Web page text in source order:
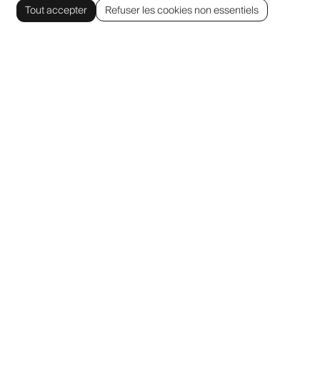
Tout accepter
Refuser les cookies non essentiels